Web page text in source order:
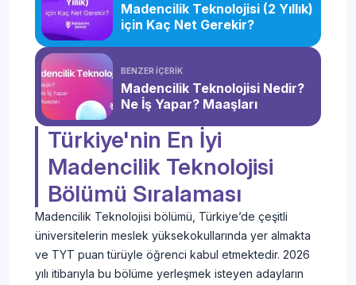
Madencilik Teknolojisi (2 Yıllık)
için Kaç Net Gerekir?
BENZER İÇERİK
Madencilik Teknolojisi Nedir?
Ne İş Yapar? Maaşları
Türkiye'nin En İyi
Madencilik Teknolojisi
Bölümü Sıralaması
Madencilik Teknolojisi bölümü, Türkiye’de çeşitli
üniversitelerin meslek yüksekokullarında yer almakta
ve TYT puan türüyle öğrenci kabul etmektedir. 2026
yılı itibarıyla bu bölüme yerleşmek isteyen adayların